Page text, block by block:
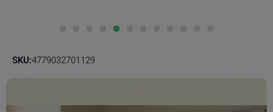
SKU:4779032701129